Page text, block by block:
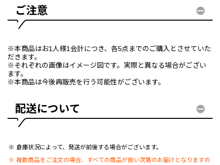
ご注意
※本商品はお1人様1会計につき、各5点までのご購入とさせていた
だきます。
※それぞれの画像はイメージ図です。実際と異なる場合がござい
ます。
※本商品は今後再販売を行う可能性がございます。
配送について
倉庫状況によって、発送が前後する場合がございます。
複数商品をご注文の場合、すべての商品が揃い次第のお届けとなりますの